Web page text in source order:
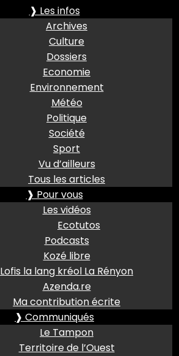
❱ Les infos
Archives
Culture
Dossiers
Economie
Environnement
Météo
Politique
Société
Sport
Vu d’ailleurs
Tous les articles
❱ Pour vous
Les vidéos
Ecotutos
Podcasts
Kozé libre
Lofis la lang kréol La Rényon
Azenda.re
Ma contribution écrite
❱ Communiqués
Le Tampon
Territoire de l’Ouest